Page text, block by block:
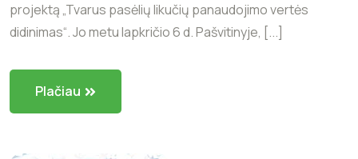
projektą „Tvarus pasėlių likučių panaudojimo vertės
didinimas“. Jo metu lapkričio 6 d. Pašvitinyje, [...]
Plačiau